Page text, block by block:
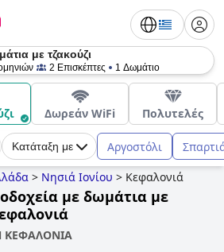
με τζακούζι
2 Επισκέπτες 1 Δωμάτιο
Δωρεάν WiFi Πολυτελές
Κατάταξη με Αργοστόλι
> Νησιά Ιονίου > Κεφαλονιά
με δωμάτια με
ΚΕΦΑΛΟΝΙΑ